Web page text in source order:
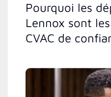
Pourquoi les
Lennox sont
CVAC de